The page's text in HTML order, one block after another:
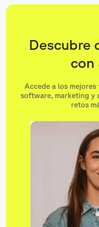
Descubre
con
Accede a los
software, marketing y
retos